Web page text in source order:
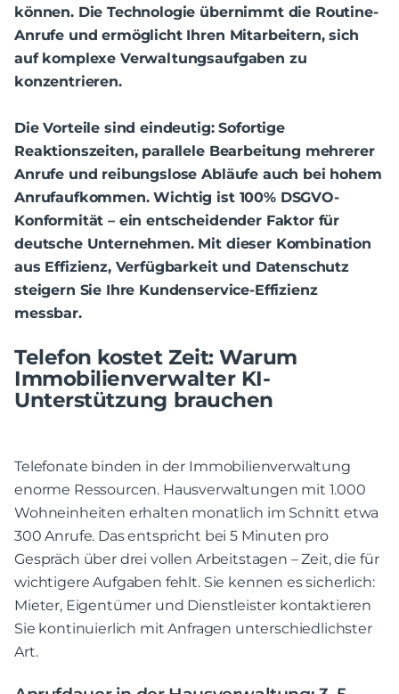
können. Die Technologie übernimmt die Routine-
Anrufe und ermöglicht Ihren Mitarbeitern, sich
auf komplexe Verwaltungsaufgaben zu
konzentrieren.
Die Vorteile sind eindeutig: Sofortige
Reaktionszeiten, parallele Bearbeitung mehrerer
Anrufe und reibungslose Abläufe auch bei hohem
Anrufaufkommen. Wichtig ist 100% DSGVO-
Konformität – ein entscheidender Faktor für
deutsche Unternehmen. Mit dieser Kombination
aus Effizienz, Verfügbarkeit und Datenschutz
steigern Sie Ihre Kundenservice-Effizienz
messbar.
Telefon kostet Zeit: Warum
Immobilienverwalter KI-
Unterstützung brauchen
Telefonate binden in der Immobilienverwaltung
enorme Ressourcen. Hausverwaltungen mit 1.000
Wohneinheiten erhalten monatlich im Schnitt etwa
300 Anrufe. Das entspricht bei 5 Minuten pro
Gespräch über drei vollen Arbeitstagen – Zeit, die für
wichtigere Aufgaben fehlt. Sie kennen es sicherlich:
Mieter, Eigentümer und Dienstleister kontaktieren
Sie kontinuierlich mit Anfragen unterschiedlichster
Art.